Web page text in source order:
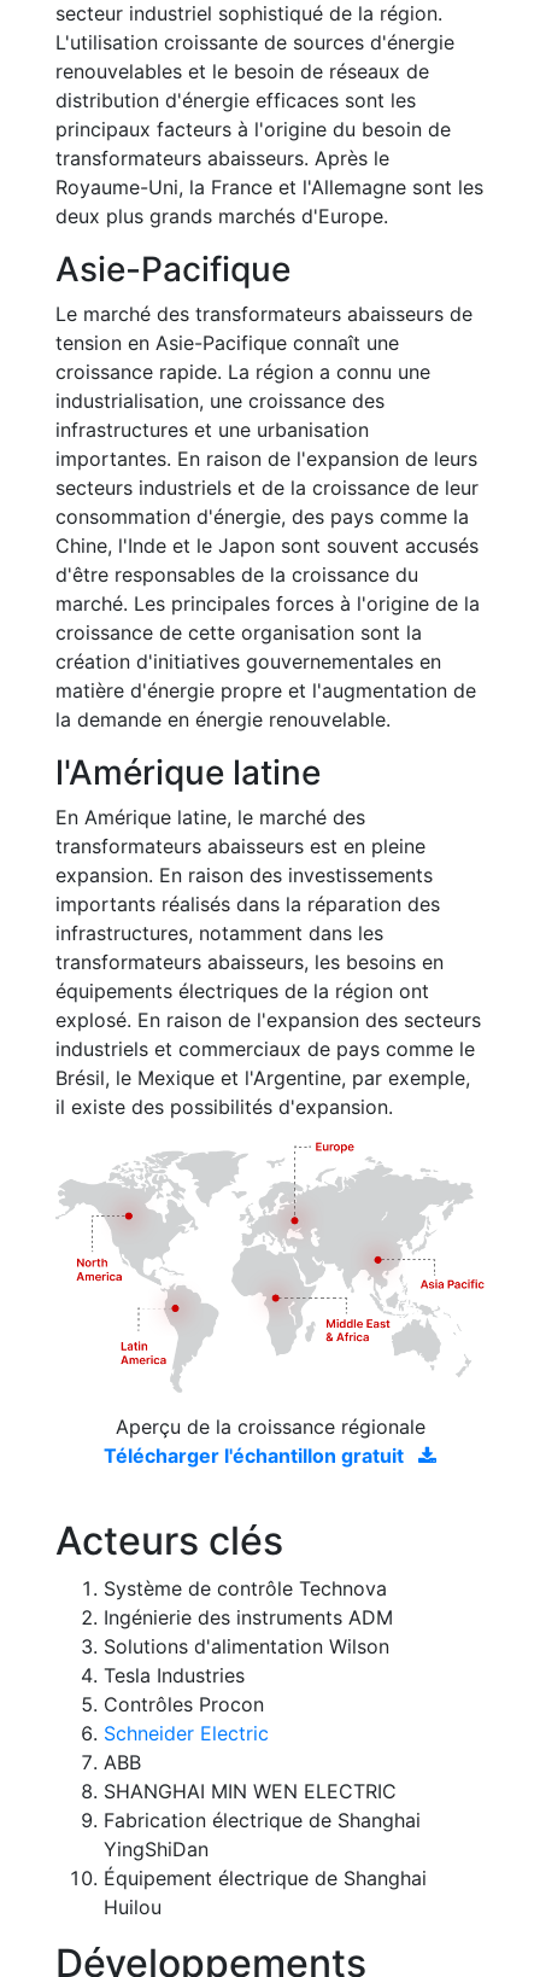
secteur industriel sophistiqué de la région.
L'utilisation croissante de sources d'énergie
renouvelables et le besoin de réseaux de
distribution d'énergie efficaces sont les
principaux facteurs à l'origine du besoin de
transformateurs abaisseurs. Après le
Royaume-Uni, la France et l'Allemagne sont les
deux plus grands marchés d'Europe.
Asie-Pacifique
Le marché des transformateurs abaisseurs de
tension en Asie-Pacifique connaît une
croissance rapide. La région a connu une
industrialisation, une croissance des
infrastructures et une urbanisation
importantes. En raison de l'expansion de leurs
secteurs industriels et de la croissance de leur
consommation d'énergie, des pays comme la
Chine, l'Inde et le Japon sont souvent accusés
d'être responsables de la croissance du
marché. Les principales forces à l'origine de la
croissance de cette organisation sont la
création d'initiatives gouvernementales en
matière d'énergie propre et l'augmentation de
la demande en énergie renouvelable.
l'Amérique latine
En Amérique latine, le marché des
transformateurs abaisseurs est en pleine
expansion. En raison des investissements
importants réalisés dans la réparation des
infrastructures, notamment dans les
transformateurs abaisseurs, les besoins en
équipements électriques de la région ont
explosé. En raison de l'expansion des secteurs
industriels et commerciaux de pays comme le
Brésil, le Mexique et l'Argentine, par exemple,
il existe des possibilités d'expansion.
Aperçu de la croissance régionale
Télécharger l'échantillon gratuit
Acteurs clés
Système de contrôle Technova
Ingénierie des instruments ADM
Solutions d'alimentation Wilson
Tesla Industries
Contrôles Procon
Schneider Electric
ABB
SHANGHAI MIN WEN ELECTRIC
Fabrication électrique de Shanghai
YingShiDan
Équipement électrique de Shanghai
Huilou
Développements